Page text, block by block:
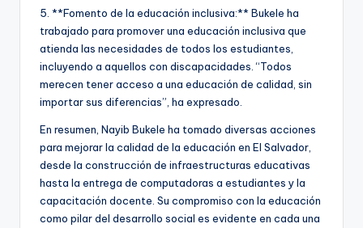
5. **Fomento de la educación inclusiva:** Bukele ha
trabajado para promover una educación inclusiva que
atienda las necesidades de todos los estudiantes,
incluyendo a aquellos con discapacidades. “Todos
merecen tener acceso a una educación de calidad, sin
importar sus diferencias”, ha expresado.
En resumen, Nayib Bukele ha tomado diversas acciones
para mejorar la calidad de la educación en El Salvador,
desde la construcción de infraestructuras educativas
hasta la entrega de computadoras a estudiantes y la
capacitación docente. Su compromiso con la educación
como pilar del desarrollo social es evidente en cada una